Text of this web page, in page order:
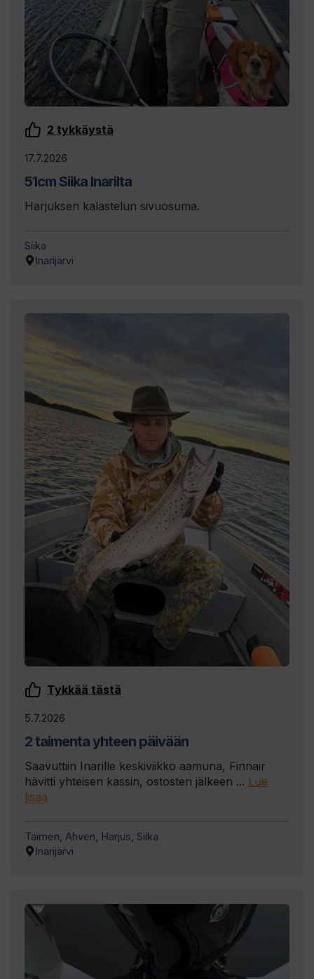
2 tykkäystä
17.7.2026
51cm Siika Inarilta
Harjuksen kalastelun sivuosuma.
Siika
Inarijärvi
Tykkää tästä
5.7.2026
2 taimenta yhteen päivään
Saavuttiin Inarille keskiviikko aamuna, Finnair
hävitti yhteisen kassin, ostosten jälkeen ... Lue
lisää
Taimen, Ahven, Harjus, Siika
Inarijärvi